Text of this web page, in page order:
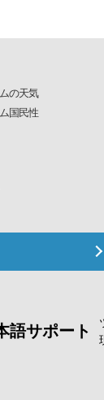
の天気
国民性
語サポート